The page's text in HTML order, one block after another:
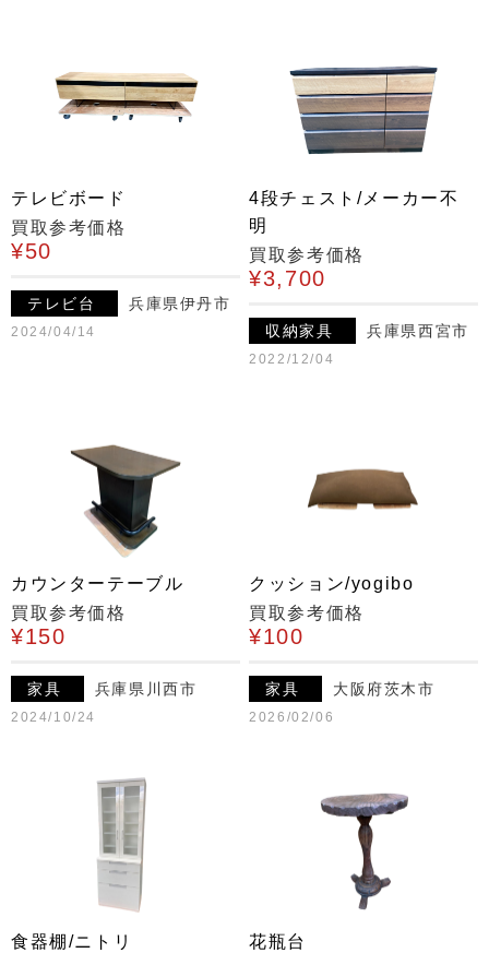
テレビボード
買取参考価格
¥50
テレビ台 兵庫県伊丹市
2024/04/14
4段チェスト/メーカー不
明
買取参考価格
¥3,700
収納家具 兵庫県西宮市
2022/12/04
カウンターテーブル
買取参考価格
¥150
家具 兵庫県川西市
2024/10/24
クッション/yogibo
買取参考価格
¥100
家具 大阪府茨木市
2026/02/06
食器棚/ニトリ
花瓶台